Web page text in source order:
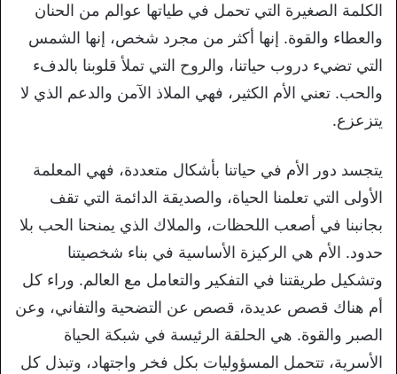
الكلمة الصغيرة التي تحمل في طياتها عوالم من الحنان
والعطاء والقوة. إنها أكثر من مجرد شخص، إنها الشمس
التي تضيء دروب حياتنا، والروح التي تملأ قلوبنا بالدفء
والحب. تعني الأم الكثير، فهي الملاذ الآمن والدعم الذي لا
يتزعزع.
يتجسد دور الأم في حياتنا بأشكال متعددة، فهي المعلمة
الأولى التي تعلمنا الحياة، والصديقة الدائمة التي تقف
بجانبنا في أصعب اللحظات، والملاك الذي يمنحنا الحب بلا
حدود. الأم هي الركيزة الأساسية في بناء شخصيتنا
وتشكيل طريقتنا في التفكير والتعامل مع العالم. وراء كل
أم هناك قصص عديدة، قصص عن التضحية والتفاني، وعن
الصبر والقوة. هي الحلقة الرئيسة في شبكة الحياة
الأسرية، تتحمل المسؤوليات بكل فخر واجتهاد، وتبذل كل